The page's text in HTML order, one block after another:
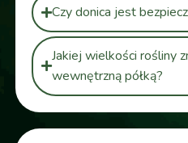
Czy donica jest
Jakiej wielkości rośliny
wewnętrzną półką?